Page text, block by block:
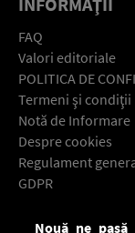
FAQ
Valori editoriale
POLITICA DE
Termeni şi condiţii
Notă de Informare
Despre cookies
Regulament
GDPR
Nouă ne